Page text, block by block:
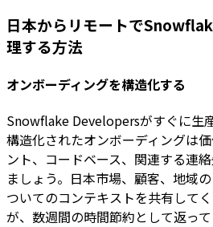
日本からリモートで
理する方法
オンボーディングを構造化する
Snowflake Developersがすぐに生
構造化されたオンボーディングは
ント、コードベース、関連する連
ましょう。日本市場、顧客、地域
ついてのコンテキストを共有して
が、数週間の時間節約として返って